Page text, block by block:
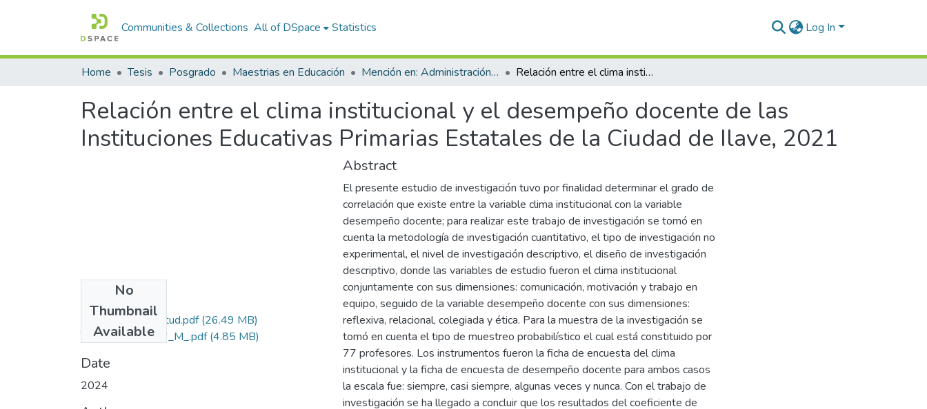
Communities & Collections All of DSpace Statistics Log In
Home Tesis Posgrado Maestrias en Educación Mención en: Administración y Gerencia Educativa Relación entre el clima institucional y el desempeño docente de las Instituciones Educativas Primarias Estatales de la Ciudad de Ilave, 2021
Relación entre el clima institucional y el desempeño docente de las
Instituciones Educativas Primarias Estatales de la Ciudad de Ilave, 2021
No
Thumbnail
Available
Grado de Similitud.pdf(26.49 MB)
T036_42464556_M_.pdf(4.85 MB)
Date
2024
Abstract
El presente estudio de investigación tuvo por finalidad determinar el grado de
correlación que existe entre la variable clima institucional con la variable
desempeño docente; para realizar este trabajo de investigación se tomó en
cuenta la metodología de investigación cuantitativo, el tipo de investigación no
experimental, el nivel de investigación descriptivo, el diseño de investigación
descriptivo, donde las variables de estudio fueron el clima institucional
conjuntamente con sus dimensiones: comunicación, motivación y trabajo en
equipo, seguido de la variable desempeño docente con sus dimensiones:
reflexiva, relacional, colegiada y ética. Para la muestra de la investigación se
tomó en cuenta el tipo de muestreo probabilístico el cual está constituido por
77 profesores. Los instrumentos fueron la ficha de encuesta del clima
institucional y la ficha de encuesta de desempeño docente para ambos casos
la escala fue: siempre, casi siempre, algunas veces y nunca. Con el trabajo de
investigación se ha llegado a concluir que los resultados del coeficiente de